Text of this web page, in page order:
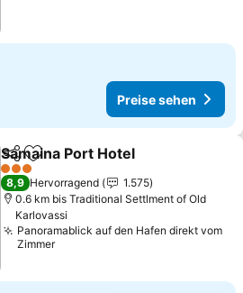
Preise sehen
TeilenZu Favoriten hinzufügen
Samaina Port Hotel
3 Sterne
8,9 Hervorragend
1.575
0.6 km bis Traditional Settlment of Old
Karlovassi
Panoramablick auf den Hafen direkt vom
Zimmer